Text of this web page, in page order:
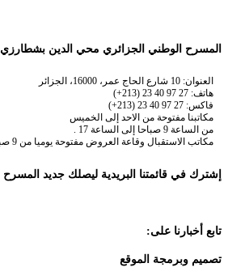
المسرح الوطني الجزائري محي الدين بشطارزي
العنوان: 10 شارع الحاج عمر، 16000، الجزائر
هاتف: 27 97 40 23 (213+)
فاكس: 27 97 40 23 (213+)
مكاتبنا مفتوحة من الاحد إلى الخميس
من الساعة 9 صباحا إلى الساعة 17 .
مكاتب الاستقبال وقاعة العروض مفتوحة يوميا من 9 صباحا إلى غاية نهاية العروض.
إشترك في قائمتنا البريدية ليصلك جديد المسرح
تابع أخبارنا على:
تصميم وبرمجة الموقع